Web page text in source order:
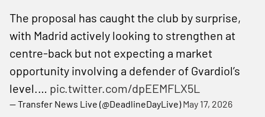
The proposal has caught the club by surprise,
with Madrid actively looking to strengthen at
centre-back but not expecting a market
opportunity involving a defender of Gvardiol’s
level.… pic.twitter.com/dpEEMFLX5L
— Transfer News Live (@DeadlineDayLive)May 17, 2026